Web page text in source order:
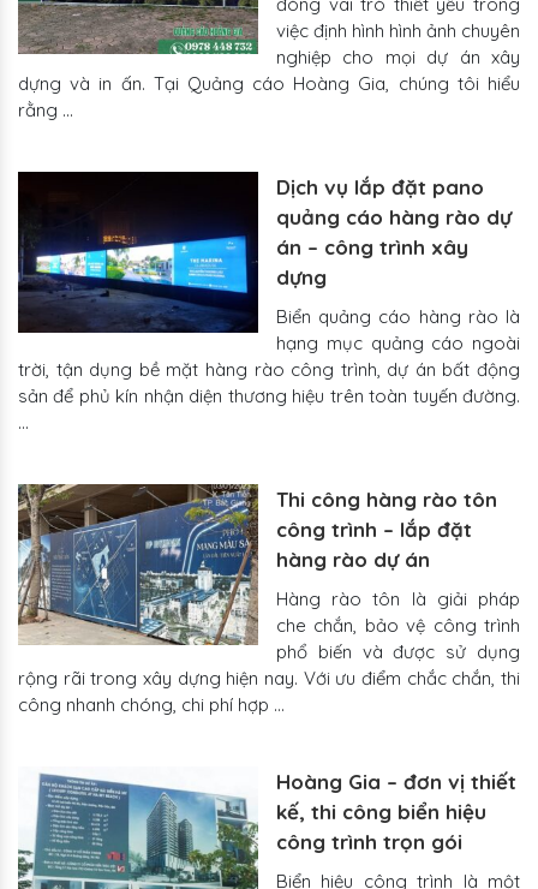
việc định hình hình ảnh chuyên
nghiệp cho mọi dự án xây
dựng và in ấn. Tại Quảng cáo Hoàng Gia, chúng tôi hiểu
rằng …
Dịch vụ lắp đặt pano
quảng cáo hàng rào dự
án – công trình xây
dựng
Biển quảng cáo hàng rào là
hạng mục quảng cáo ngoài
trời, tận dụng bề mặt hàng rào công trình, dự án bất động
sản để phủ kín nhận diện thương hiệu trên toàn tuyến đường.
…
Thi công hàng rào tôn
công trình – lắp đặt
hàng rào dự án
Hàng rào tôn là giải pháp
che chắn, bảo vệ công trình
phổ biến và được sử dụng
rộng rãi trong xây dựng hiện nay. Với ưu điểm chắc chắn, thi
công nhanh chóng, chi phí hợp …
Hoàng Gia – đơn vị thiết
kế, thi công biển hiệu
công trình trọn gói
Biển hiệu công trình là một